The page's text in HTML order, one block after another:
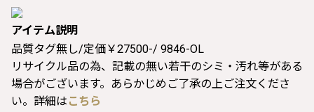
アイテム説明
品質タグ無し/定価￥27500-/ 9846-OL
リサイクル品の為、記載の無い若干のシミ・汚れ等がある
場合がございます。あらかじめご了承の上ご注文くださ
い。詳細は こちら